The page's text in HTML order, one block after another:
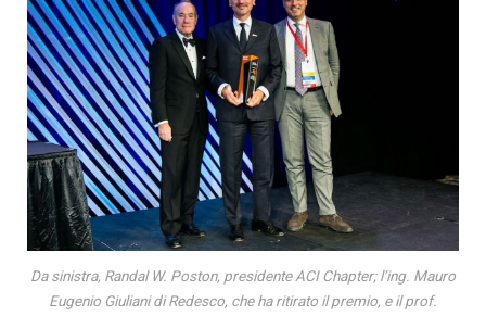
Da sinistra, Randal W. Poston, presidente ACI Chapter; l’ing. Mauro
Eugenio Giuliani di Redesco, che ha ritirato il premio, e il prof.